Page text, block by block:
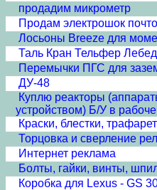
продадим микрометр
Продам электрошок
Лосьоны Breeze для
Таль Кран Тельфер
Перемычки ПГС для
ДУ-48
Куплю реакторы
устройством) Б/У в
Краски, блестки,
Торцовка и сверление
Интернет реклама
Болты, гайки, винты,
Коробка для Lexus - GS